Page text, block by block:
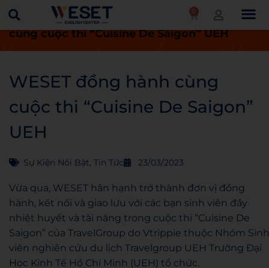
0
Trang chủ Tin tức
WESET đồng hành
cùng cuộc thi “Cuisine De Saigon” UEH
WESET đồng hành cùng
cuộc thi “Cuisine De Saigon”
UEH
Sự Kiện Nổi Bật, Tin Tức 23/03/2023
Vừa qua, WESET hân hạnh trở thành đơn vị đồng
hành, kết nối và giao lưu với các bạn sinh viên đầy
nhiệt huyết và tài năng trong cuộc thi “Cuisine De
Saigon” của TravelGroup do Vtrippie thuộc Nhóm Sinh
viên nghiên cứu du lịch Travelgroup UEH Trường Đại
Học Kinh Tế Hồ Chí Minh (UEH) tổ chức.